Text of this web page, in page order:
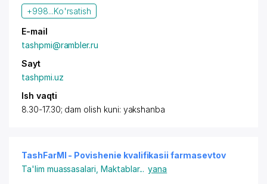
+998...Ko'rsatish
E-mail
tashpmi@rambler.ru
Sayt
tashpmi.uz
Ish vaqti
8.30-17.30; dam olish kuni: yakshanba
TashFarMI - Povishenie kvalifikasii farmasevtov
Ta'lim muassasalari Maktablar... yana